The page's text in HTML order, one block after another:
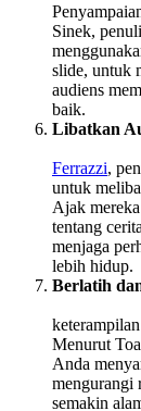
Sinek,
slide, untuk
audiens
baik.
Libatkan
Ferrazzi,
untuk
Ajak
tentang
menjaga
lebih hidup.
Berlatih
Menurut
Anda
mengurangi
semakin